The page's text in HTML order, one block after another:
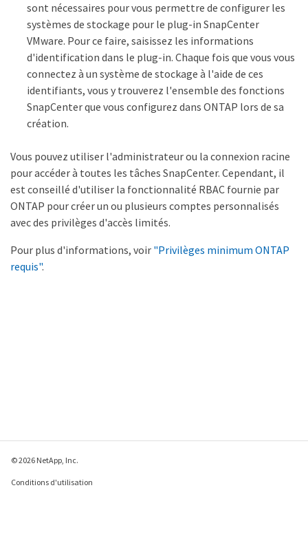
sont nécessaires pour vous permettre de configurer les
systèmes de stockage pour le plug-in SnapCenter
VMware. Pour ce faire, saisissez les informations
d'identification dans le plug-in. Chaque fois que vous vous
connectez à un système de stockage à l'aide de ces
identifiants, vous y trouverez l'ensemble des fonctions
SnapCenter que vous configurez dans ONTAP lors de sa
création.
Vous pouvez utiliser l'administrateur ou la connexion racine
pour accéder à toutes les tâches SnapCenter. Cependant, il
est conseillé d'utiliser la fonctionnalité RBAC fournie par
ONTAP pour créer un ou plusieurs comptes personnalisés
avec des privilèges d'accès limités.
Pour plus d'informations, voir "Privilèges minimum ONTAP
requis".
© 2026 NetApp, Inc.
Conditions d'utilisation